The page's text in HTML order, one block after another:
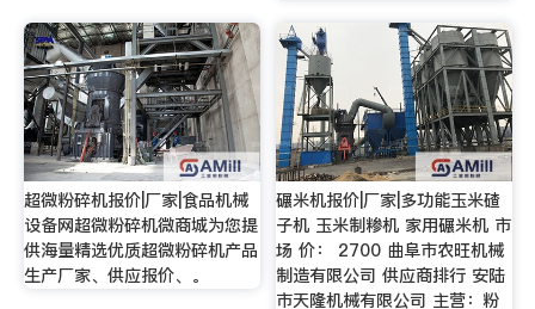
超微粉碎机报价|厂家|食品机械
设备网超微粉碎机微商城为您提
供海量精选优质超微粉碎机产品
生产厂家、供应报价、。
碾米机报价|厂家|多功能玉米碴
子机 玉米制糁机 家用碾米机 市
场 价： 2700 曲阜市农旺机械
制造有限公司 供应商排行 安陆
市天隆机械有限公司 主营：粉